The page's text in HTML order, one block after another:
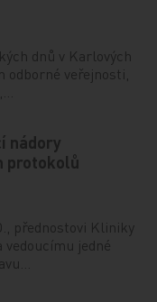
dnů v Karlových
odborné veřejnosti,
nádory
protokolů
přednostovi Kliniky
jedné